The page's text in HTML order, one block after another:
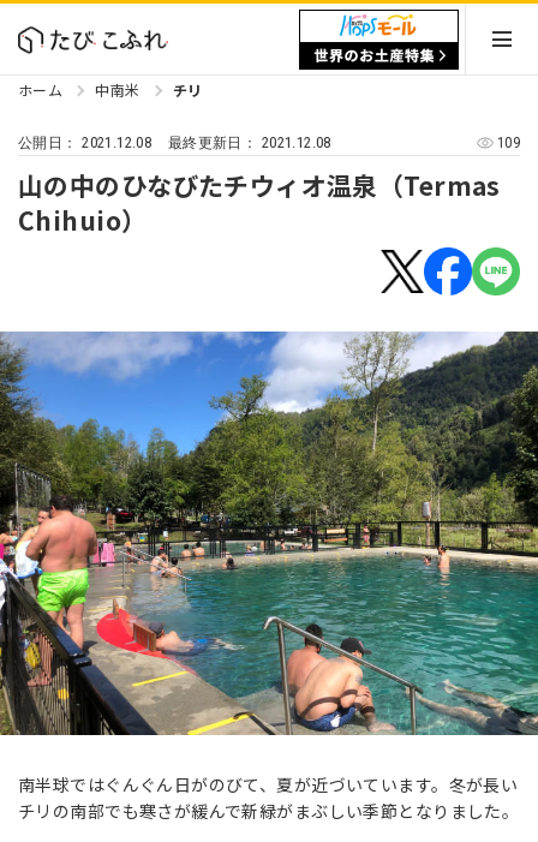
ホーム 中南米 チリ
公開日：2021.12.08 最終更新日： 2021.12.08 109
山の中のひなびたチウィオ温泉（Termas
Chihuio）
南半球ではぐんぐん日がのびて、夏が近づいています。冬が長い
チリの南部でも寒さが緩んで新緑がまぶしい季節となりました。